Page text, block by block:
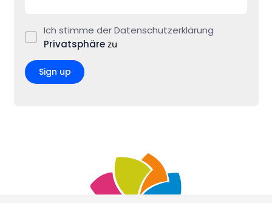
Ich stimme der Datenschutzerklärung
Privatsphäre zu
Sign up